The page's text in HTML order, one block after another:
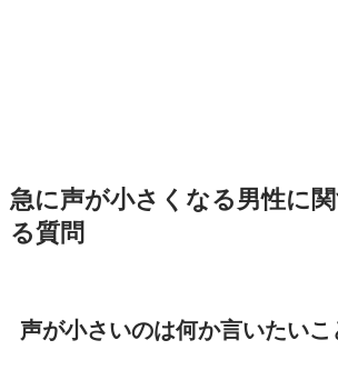
急に声が小さくなる男性に
る質問
声が小さいのは何か言いたいこ